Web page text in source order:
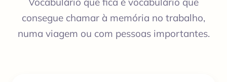
consegue chamar à memória no trabalho,
numa viagem ou com pessoas importantes.